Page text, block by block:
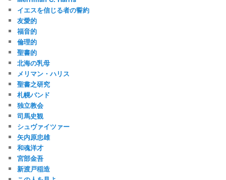
イエスを信じる者の誓約
友愛的
福音的
倫理的
聖書的
北海の乳母
メリマン・ハリス
聖書之研究
札幌バンド
独立教会
司馬史観
シュヴァイツァー
矢内原忠雄
和魂洋才
宮部金吾
新渡戸稲造